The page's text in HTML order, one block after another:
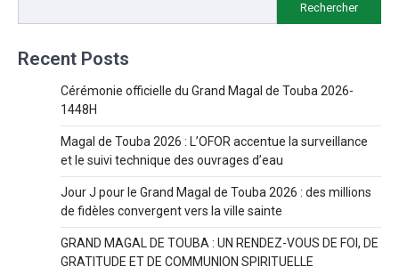
Rechercher
Recent Posts
Cérémonie officielle du Grand Magal de Touba 2026-
1448H
Magal de Touba 2026 : L’OFOR accentue la surveillance
et le suivi technique des ouvrages d’eau
Jour J pour le Grand Magal de Touba 2026 : des millions
de fidèles convergent vers la ville sainte
GRAND MAGAL DE TOUBA : UN RENDEZ-VOUS DE FOI, DE
GRATITUDE ET DE COMMUNION SPIRITUELLE